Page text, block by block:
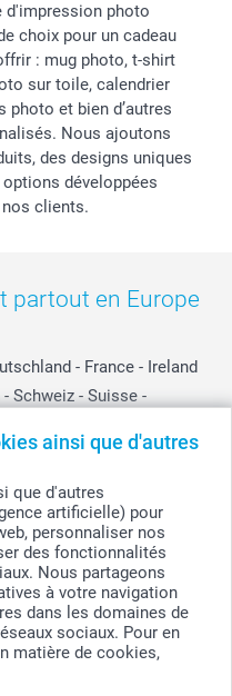
ainsi que d'autres
que d'autres
artificielle) pour
personnaliser nos
des fonctionnalités
Nous partageons
à votre navigation
dans les domaines de
sociaux. Pour en
matière de cookies,
d'impression photo
choix pour un cadeau
: mug photo, t-shirt
sur toile, calendrier
photo et bien d’autres
Nous ajoutons
des designs uniques
développées
clients.
partout en Europe
- France - Ireland
- Schweiz - Suisse -
Wetteren, Belgique
incluse et hors frais de port.